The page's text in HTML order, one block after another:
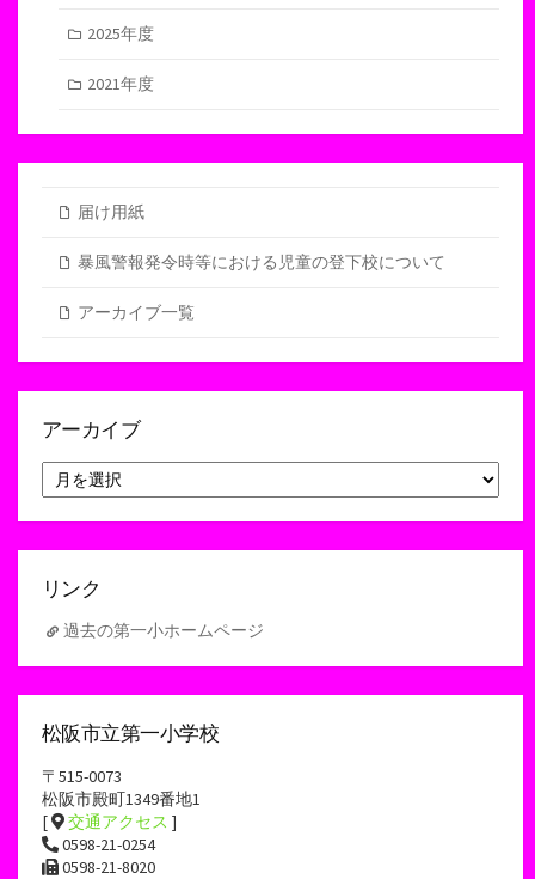
2025年度
2021年度
届け用紙
暴風警報発令時等における児童の登下校について
アーカイブ一覧
アーカイブ
ー
カ
リンク
過去の第一小ホームページ
松阪市立第一小学校
〒515-0073
松阪市殿町1349番地1
[
交通アクセス ]
0598-21-0254
0598-21-8020